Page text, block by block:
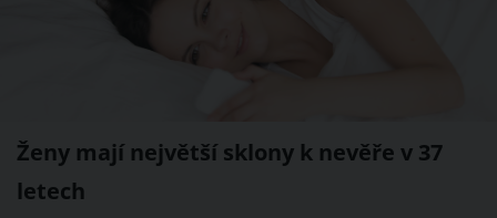
Ženy mají největší sklony k nevěře v 37
letech